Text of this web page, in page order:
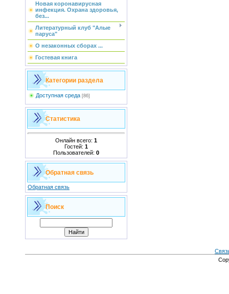
Новая коронавирусная
инфекция. Охрана здоровья,
без...
Литературный клуб "Алые
паруса"
О незаконных сборах ...
Гостевая книга
Категории раздела
Доступная среда [86]
Статистика
Онлайн всего: 1
Гостей: 1
Пользователей: 0
Обратная связь
Обратная связь
Поиск